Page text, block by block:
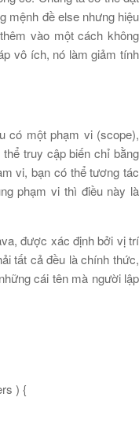
mệnh đề else nhưng hiệu
vào một cách không
vô ích, nó làm giảm tính
có một phạm vi (scope),
truy cập biến chỉ bằng
vi, bạn có thể tương tác
phạm vi thì điều này là
được xác định bởi vị trí
tất cả đều là chính thức,
cái tên mà người lập
) {